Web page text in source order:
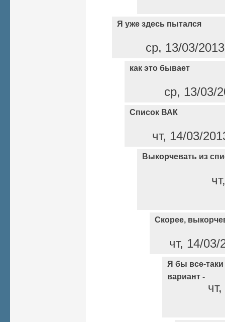
Я уже здесь пытался
ср, 13/03/
как это бывает
ср, 13/03/
Список ВАК
чт, 14/03/
Выкорчевать из
Скорее,
чт, 14/
Я бы все-
вариант -